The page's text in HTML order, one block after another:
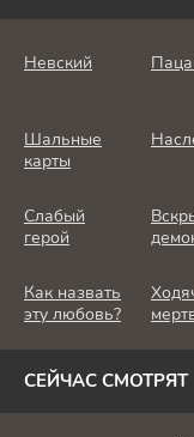
Невский
Шальные
карты
Слабый
герой
Как назвать
эту любовь?
СЕЙЧАС СМОТРЯТ